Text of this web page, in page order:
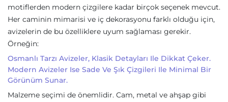
motiflerden modern çizgilere kadar birçok seçenek mevcut.
Her caminin mimarisi ve iç dekorasyonu farklı olduğu için,
avizelerin de bu özelliklere uyum sağlaması gerekir.
Örneğin:
Osmanlı Tarzı Avizeler, Klasik Detayları Ile Dikkat Çeker.
Modern Avizeler Ise Sade Ve Şık Çizgileri Ile Minimal Bir
Görünüm Sunar.
Malzeme seçimi de önemlidir. Cam, metal ve ahşap gibi